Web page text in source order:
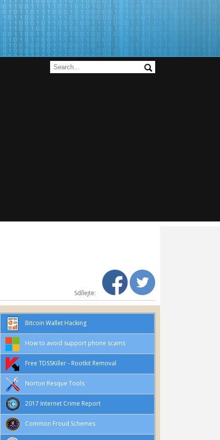
Sdílejte:
Bitcoin Wallet Hacking
How to avoid support phone scams
Free TDSSKiller - Rootkit Removal
Norton Resque Tools
2017 Internet Crime Report
Common Froud Schemes